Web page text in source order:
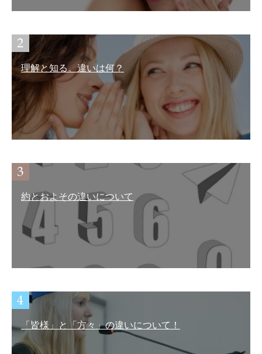
理解と知る。違いは何？
約とおよその違いについて
「皆様」と「方々」の違いについて！